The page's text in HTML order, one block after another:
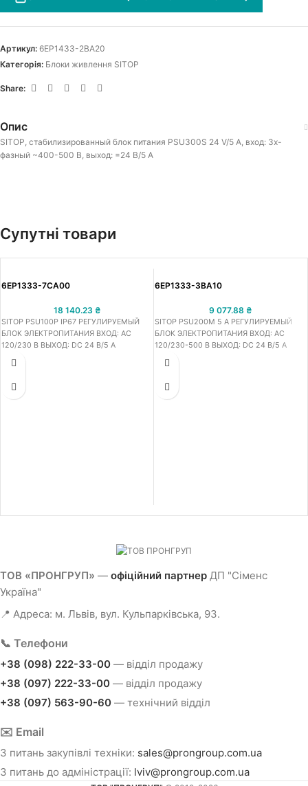
Артикул: 6EP1433-2BA20
Категорія: Блоки живлення SITOP
Share:
Опис
SITOP, стабилизированный блок питания PSU300S 24 V/5 A, вход: 3х-
фазный ~400-500 В, выход: =24 В/5 А
Супутні товари
6EP1333-7CA00
18 140.23 ₴
SITOP PSU100P IP67 РЕГУЛИРУЕМЫЙ
БЛОК ЭЛЕКТРОПИТАНИЯ ВХОД: AC
120/230 В ВЫХОД: DC 24 В/5 A
6EP1333-3BA10
9 077.88 ₴
SITOP PSU200M 5 A РЕГУЛИРУЕМЫЙ
БЛОК ЭЛЕКТРОПИТАНИЯ ВХОД: AC
120/230-500 В ВЫХОД: DC 24 В/5 A
ТОВ «ПРОНГРУП» — офіційний партнер ДП "Сіменс
Україна"
📍 Адреса: м. Львів, вул. Кульпарківська, 93.
📞 Телефони
+38 (098) 222-33-00 — відділ продажу
+38 (097) 222-33-00 — відділ продажу
+38 (097) 563-90-60 — технічний відділ
✉️ Email
З питань закупівлі техніки: sales@prongroup.com.ua
З питань до адміністрації: lviv@prongroup.com.ua